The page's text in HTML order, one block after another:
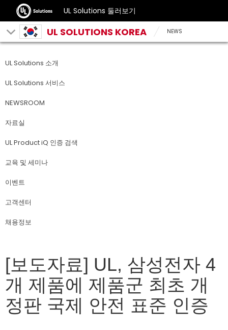
UL Solutions 둘러보기
UL SOLUTIONS KOREA NEWS
UL Solutions 소개
UL Solutions 서비스
NEWSROOM
자료실
UL Product iQ 인증 검색
교육 및 세미나
이벤트
고객센터
채용정보
[보도자료] UL, 삼성전자 4
개 제품에 제품군 최초 개
정판 국제 안전 표준 인증